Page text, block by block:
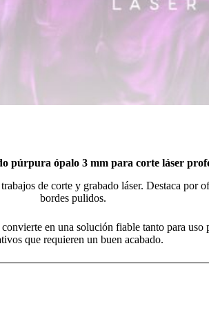
púrpura ópalo 3 mm para corte láser
de corte y grabado láser. Destaca por
bordes pulidos.
en una solución fiable tanto para uso
que requieren un buen acabado.